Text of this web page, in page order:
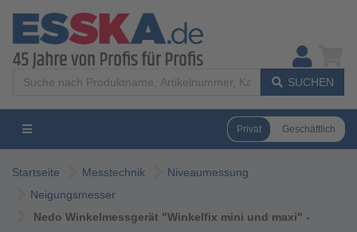
SUCHEN
Privat Geschäftlich
Startseite Messtechnik
Niveaumessung
Neigungsmesser
Nedo Winkelmessgerät "Winkelfix mini und maxi" -